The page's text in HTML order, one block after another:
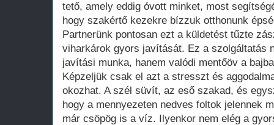
tető, amely eddig óvott minket, most
hogy szakértő kezekre bízzuk otthonunk
Partnerünk pontosan ezt a küldetést tűzte
viharkárok gyors javítását. Ez a szolgáltatás
javítási munka, hanem valódi mentőöv a
Képzeljük csak el azt a stresszt és
okozhat. A szél süvít, az eső szakad, és
hogy a mennyezeten nedves foltok jelennek
már csöpög is a víz. Ilyenkor nem elég a